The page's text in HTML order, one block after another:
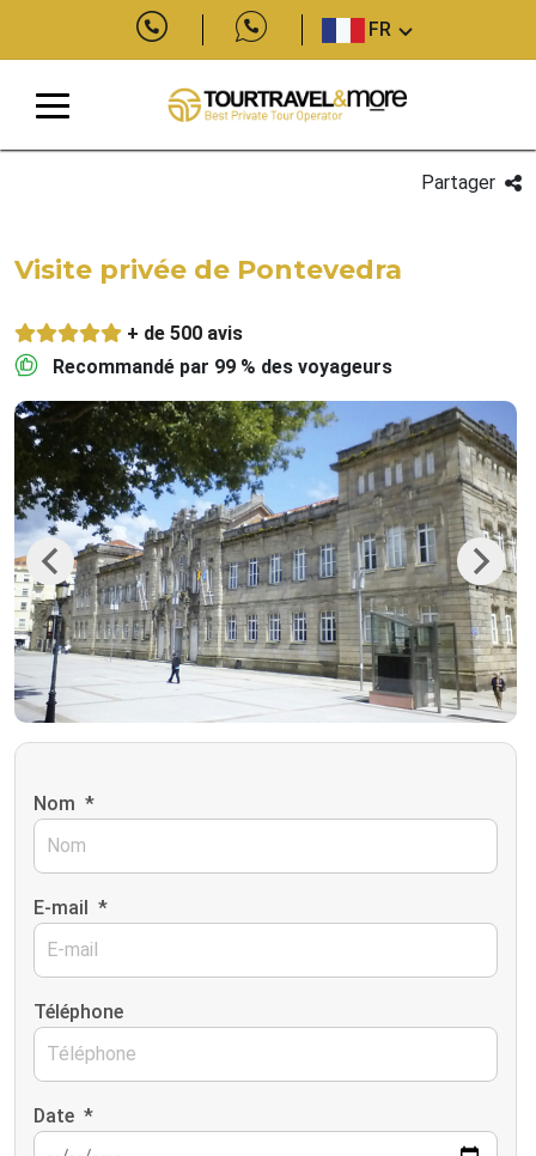
FR
Partager
Visite privée de Pontevedra
+ de 500 avis
Recommandé par 99 % des voyageurs
Previous Next
Nom *
E-mail *
Téléphone
Date *